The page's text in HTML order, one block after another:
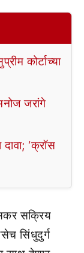
कोर्टाच्या
जरांगे
दावा; ‘क्रॉस
सक्रिय
सिंधुदुर्ग